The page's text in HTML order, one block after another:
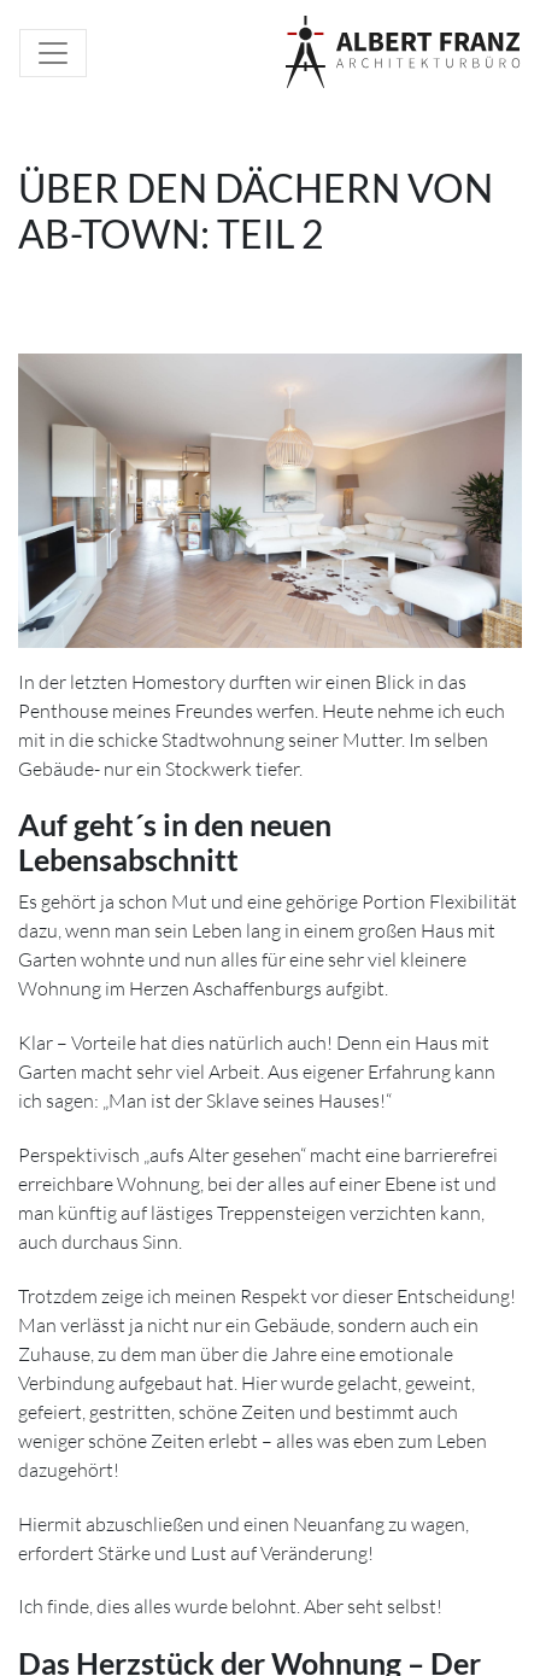
ÜBER DEN DÄCHERN VON
AB-TOWN: TEIL 2
In der letzten Homestory durften wir einen Blick in das
Penthouse meines Freundes werfen. Heute nehme ich euch
mit in die schicke Stadtwohnung seiner Mutter. Im selben
Gebäude- nur ein Stockwerk tiefer.
Auf geht´s in den neuen
Lebensabschnitt
Es gehört ja schon Mut und eine gehörige Portion Flexibilität
dazu, wenn man sein Leben lang in einem großen Haus mit
Garten wohnte und nun alles für eine sehr viel kleinere
Wohnung im Herzen Aschaffenburgs aufgibt.
Klar – Vorteile hat dies natürlich auch! Denn ein Haus mit
Garten macht sehr viel Arbeit. Aus eigener Erfahrung kann
ich sagen: „Man ist der Sklave seines Hauses!“
Perspektivisch „aufs Alter gesehen“ macht eine barrierefrei
erreichbare Wohnung, bei der alles auf einer Ebene ist und
man künftig auf lästiges Treppensteigen verzichten kann,
auch durchaus Sinn.
Trotzdem zeige ich meinen Respekt vor dieser Entscheidung!
Man verlässt ja nicht nur ein Gebäude, sondern auch ein
Zuhause, zu dem man über die Jahre eine emotionale
Verbindung aufgebaut hat. Hier wurde gelacht, geweint,
gefeiert, gestritten, schöne Zeiten und bestimmt auch
weniger schöne Zeiten erlebt – alles was eben zum Leben
dazugehört!
Hiermit abzuschließen und einen Neuanfang zu wagen,
erfordert Stärke und Lust auf Veränderung!
Ich finde, dies alles wurde belohnt. Aber seht selbst!
Das Herzstück der Wohnung – Der